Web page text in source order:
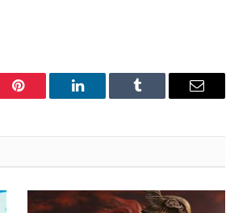
Pinterest LinkedIn Tumblr Email